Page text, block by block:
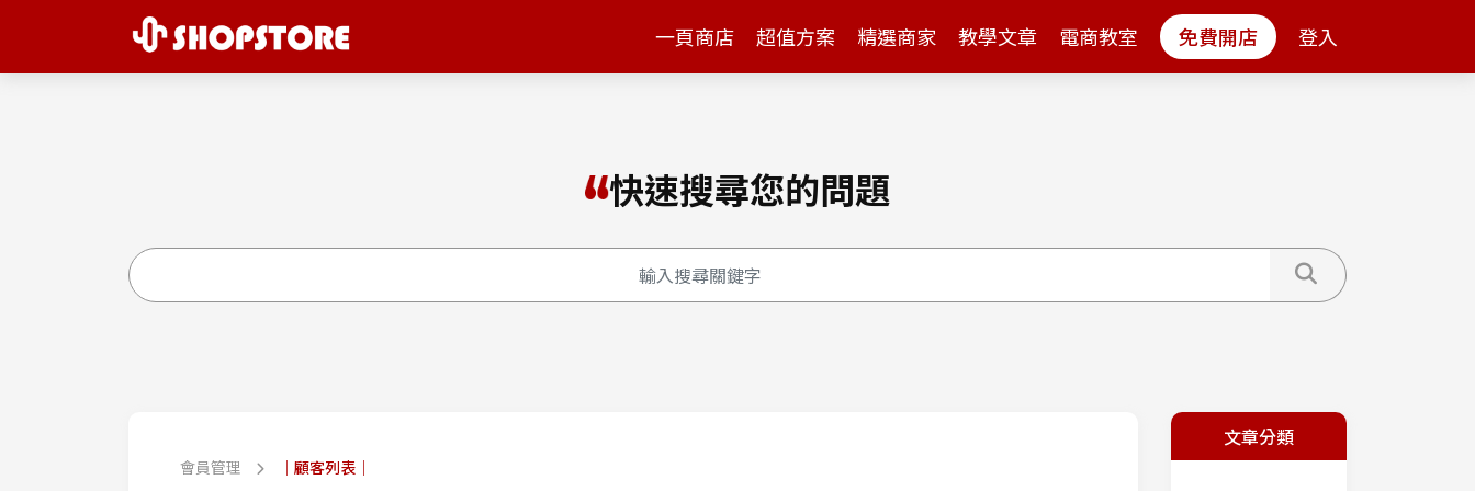
一頁商店 超值方案 精選商家 教學文章 電商教室 免費開店 登入
快速搜尋您的問題
會員管理 ｜顧客列表｜
文章分類